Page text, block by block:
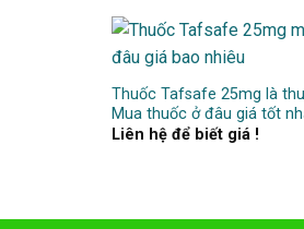
Thuốc Tafsafe 25mg là
Mua thuốc ở đâu giá tốt
Liên hệ để biết giá !